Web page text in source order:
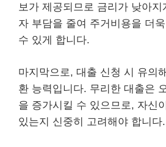
보가 제공되므로 금리가 낮아지
자 부담을 줄여 주거 비용을 더
수 있게 합니다.
마지막으로, 대출 신청 시 유의
환 능력입니다. 무리한 대출은
을 증가시킬 수 있으므로, 자신
있는지 신중히 고려해야 합니다.